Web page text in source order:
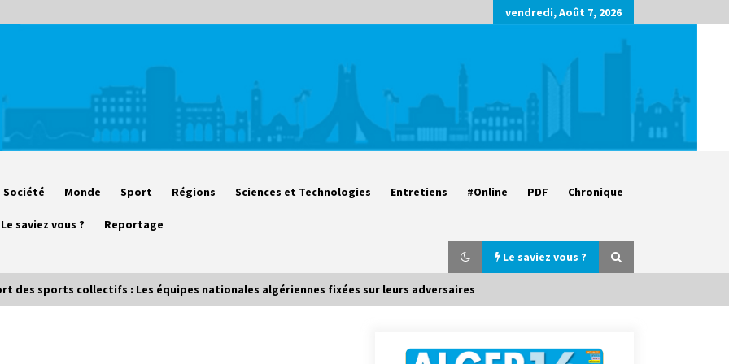
vendredi, Août 7, 2026
Société Monde Sport Régions Sciences et Technologies Entretiens #Online PDF Chronique
Le saviez vous ? Reportage
Le saviez vous ?
Parking de la Promenade des
Sablettes : Mis en service de bornes
des sports collectifs : Les équipes nationales algériennes fixées sur leurs adversaires